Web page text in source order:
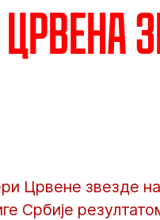
Црвене звезде
Србије